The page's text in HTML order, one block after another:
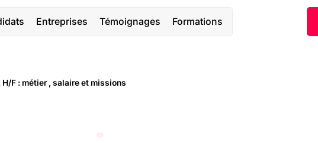
Entreprises Témoignages Formations
F : métier , salaire et missions